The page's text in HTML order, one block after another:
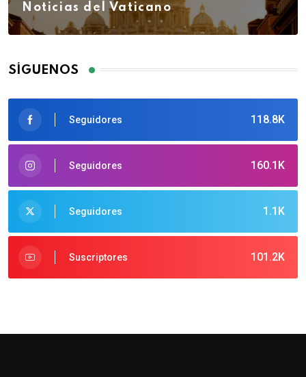
Noticias del Vaticano
SÍGUENOS
118.8K
Seguidores
160.1K
Seguidores
1.1K
Seguidores
101.2K
Suscriptores